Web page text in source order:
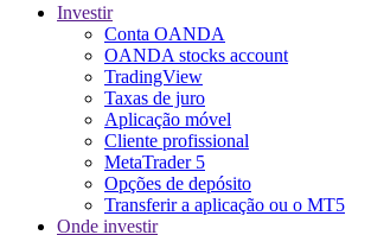
Investir
Conta OANDA
OANDA stocks account
TradingView
Taxas de juro
Aplicação móvel
Cliente profissional
MetaTrader 5
Opções de depósito
Transferir a aplicação ou o MT5
Onde investir